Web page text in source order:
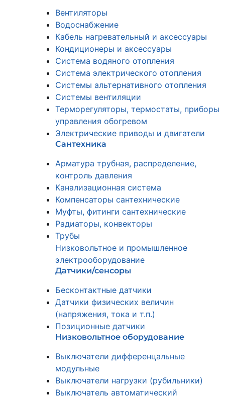
Вентиляторы
Водоснабжение
Кабель нагревательный и аксессуары
Кондиционеры и аксессуары
Система водяного отопления
Система электрического отопления
Системы альтернативного отопления
Системы вентиляции
Терморегуляторы, термостаты, приборы
управления обогревом
Электрические приводы и двигатели
Сантехника
Арматура трубная, распределение,
контроль давления
Канализационная система
Компенсаторы сантехнические
Муфты, фитинги сантехнические
Радиаторы, конвекторы
Трубы
Низковольтное и промышленное
электрооборудование
Датчики/сенсоры
Бесконтактные датчики
Датчики физических величин
(напряжения, тока и т.п.)
Позиционные датчики
Низковольтное оборудование
Выключатели дифференцальные
модульные
Выключатели нагрузки (рубильники)
Выключатель автоматический